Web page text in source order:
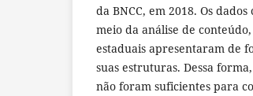
da BNCC, em 2018. Os
meio da análise de
estaduais apresentaram de
suas estruturas. Dessa
não foram suficientes para